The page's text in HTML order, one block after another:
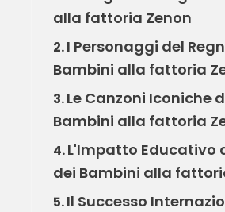
alla fattoria Zenon
2.I Personaggi del
Bambini alla fattoria
3.Le Canzoni Iconiche
Bambini alla fattoria
4.L'Impatto Educativo
dei Bambini alla
5.Il Successo